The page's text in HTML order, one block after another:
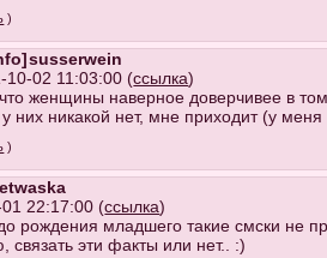
)
susserwein
10-02 11:03:00 (ссылка)
женщины наверное доверчивее в
них никакой нет, мне приходит (у
)
etwaska
22:17:00 (ссылка)
рождения младшего такие смски не
связать эти факты или нет.. :)